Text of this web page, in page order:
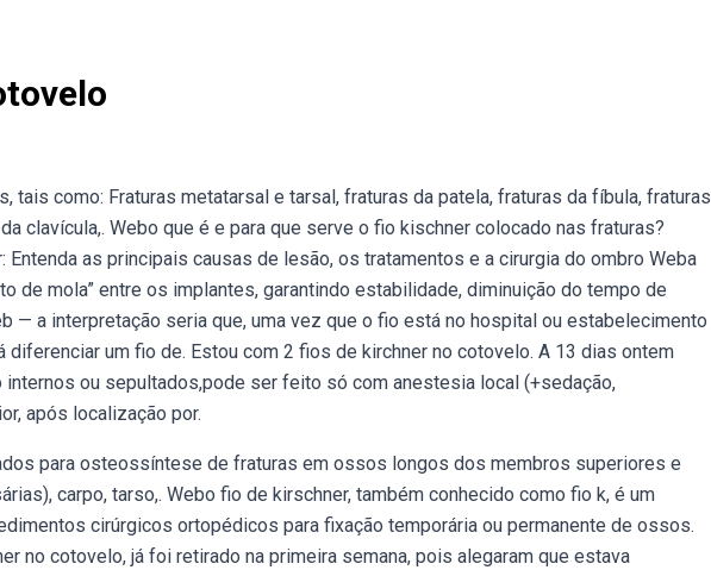
tais como: Fraturas metatarsal e tarsal, fraturas da patela, fraturas da fíbula, fraturas
clavícula,. Webo que é e para que serve o fio kischner colocado nas fraturas?
as principais causas de lesão, os tratamentos e a cirurgia do ombro Weba
de mola” entre os implantes, garantindo estabilidade, diminuição do tempo de
— a interpretação seria que, uma vez que o fio está no hospital ou estabelecimento
diferenciar um fio de. Estou com 2 fios de kirchner no cotovelo. A 13 dias ontem
ou sepultados,pode ser feito só com anestesia local (+sedação,
após localização por.
para osteossíntese de fraturas em ossos longos dos membros superiores e
carpo, tarso,. Webo fio de kirschner, também conhecido como fio k, é um
cirúrgicos ortopédicos para fixação temporária ou permanente de ossos.
no cotovelo, já foi retirado na primeira semana, pois alegaram que estava